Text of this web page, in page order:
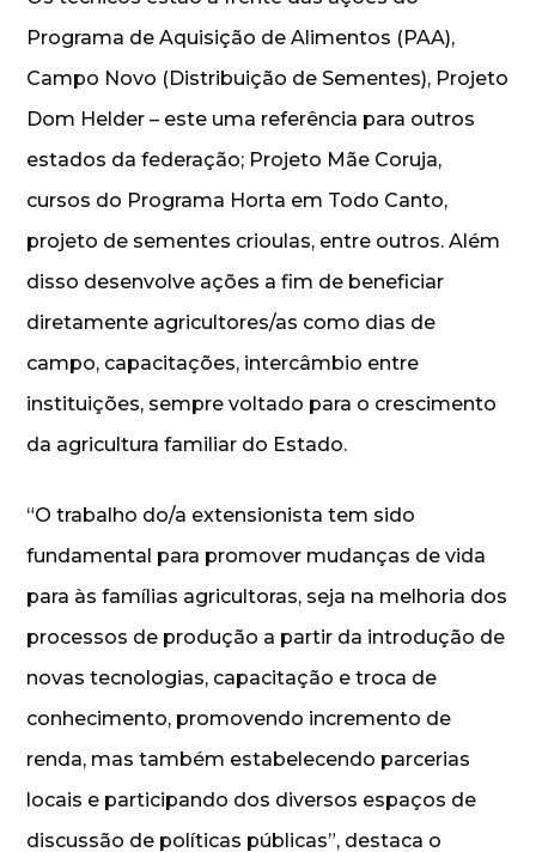
Programa de Aquisição de Alimentos (PAA),
Campo Novo (Distribuição de Sementes), Projeto
Dom Helder – este uma referência para outros
estados da federação; Projeto Mãe Coruja,
cursos do Programa Horta em Todo Canto,
projeto de sementes crioulas, entre outros. Além
disso desenvolve ações a fim de beneficiar
diretamente agricultores/as como dias de
campo, capacitações, intercâmbio entre
instituições, sempre voltado para o crescimento
da agricultura familiar do Estado.
“O trabalho do/a extensionista tem sido
fundamental para promover mudanças de vida
para às famílias agricultoras, seja na melhoria dos
processos de produção a partir da introdução de
novas tecnologias, capacitação e troca de
conhecimento, promovendo incremento de
renda, mas também estabelecendo parcerias
locais e participando dos diversos espaços de
discussão de políticas públicas”, destaca o